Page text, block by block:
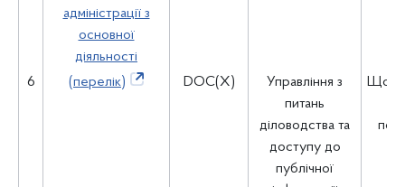
6
адміністрації з
основної
діяльності
(перелік)
DOC(X)
Управління з
питань
діловодства та
доступу до
публічної